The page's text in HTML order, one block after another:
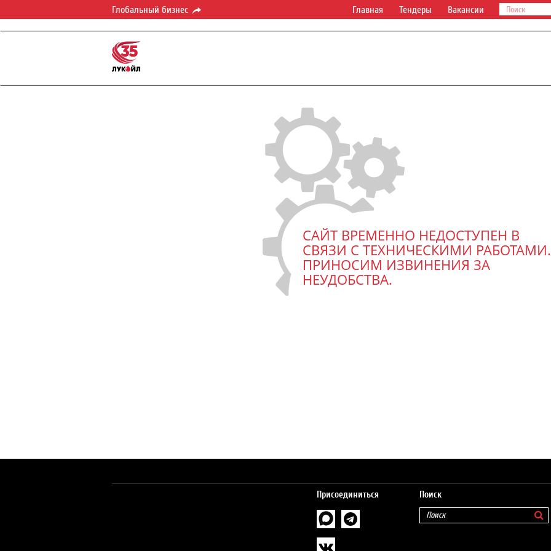
Глобальный бизнес Главная Тендеры Вакансии
САЙТ ВРЕМЕННО НЕДОСТУПЕН В
СВЯЗИ С ТЕХНИЧЕСКИМИ РАБОТАМИ.
ПРИНОСИМ ИЗВИНЕНИЯ ЗА
НЕУДОБСТВА.
Присоединиться Поиск